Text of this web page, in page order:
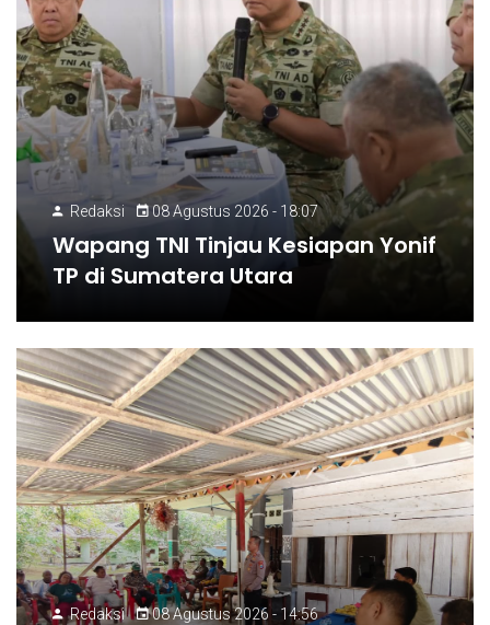
Redaksi 08 Agustus 2026 - 18:07
Wapang TNI Tinjau Kesiapan Yonif
TP di Sumatera Utara
Redaksi 08 Agustus 2026 - 14:56